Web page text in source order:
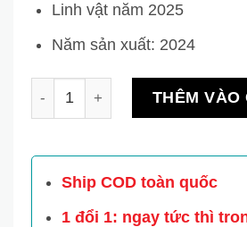
Linh vật năm 2025
Năm sản xuất: 2024
Rượu hình con rắn Armenian
THÊM VÀO
Ship COD toàn quốc
1 đổi 1: ngay tức thì